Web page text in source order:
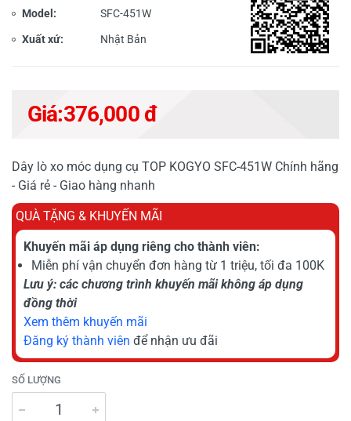
Model: SFC-451W
Xuất xứ: Nhật Bản
Giá:376,000 đ
Dây lò xo móc dụng cụ TOP KOGYO SFC-451W Chính hãng
- Giá rẻ - Giao hàng nhanh
QUÀ TẶNG & KHUYẾN MÃI
Khuyến mãi áp dụng riêng cho thành viên:
Miễn phí vận chuyển đơn hàng từ 1 triệu, tối đa 100K
Lưu ý: các chương trình khuyến mãi không áp dụng
đồng thời
Xem thêm khuyến mãi
Đăng ký thành viên để nhận ưu đãi
SỐ LƯỢNG